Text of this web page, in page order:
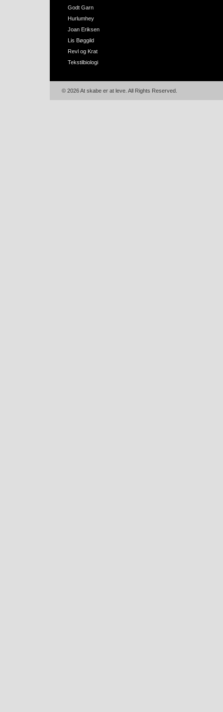
Godt Garn
Hurlumhey
Joan Eriksen
Lis Bøggild
Revl og Krat
Tekstilbiologi
© 2026 At skabe er at leve. All Rights Reserved.